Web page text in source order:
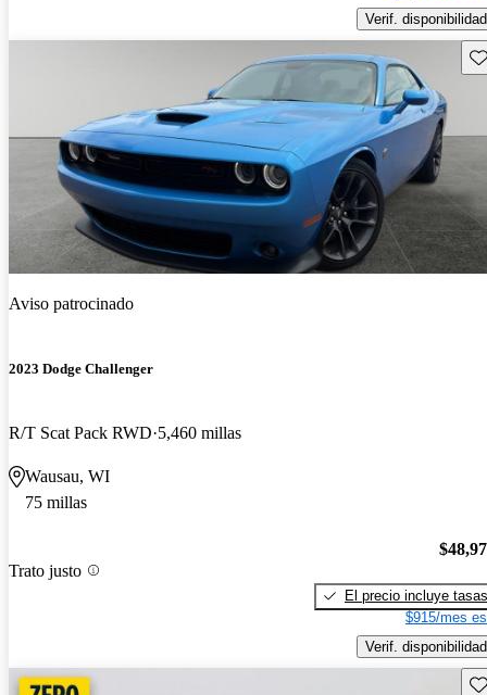
Verif. disponibilidad
Aviso patrocinado
2023 Dodge Challenger
R/T Scat Pack RWD 5,460 millas
Wausau, WI
75 millas
Trato justo
El precio incluye tasas
$915/mes
Verif. disponibilidad